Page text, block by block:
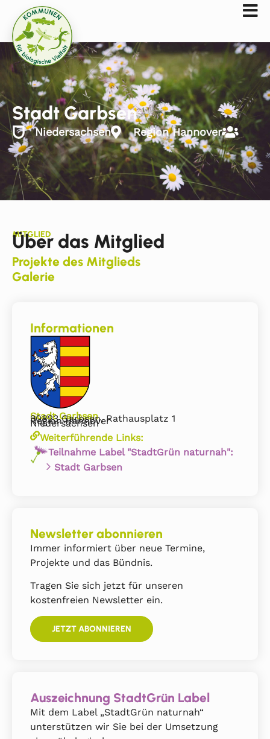
Stadt Garbsen
Niedersachsen Region Hannover
MITGLIED
Über das Mitglied
Projekte des Mitglieds
Galerie
Informationen
Stadt Garbsen
30823 Garbsen, Rathausplatz 1
Region Hannover
Niedersachsen
Weiterführende Links:
Teilnahme Label "StadtGrün naturnah":
Stadt Garbsen
Newsletter abonnieren
Immer informiert über neue Termine,
Projekte und das Bündnis.
Tragen Sie sich jetzt für unseren
kostenfreien Newsletter ein.
JETZT ABONNIEREN
Auszeichnung StadtGrün Label
Mit dem Label „StadtGrün naturnah“
unterstützen wir Sie bei der Umsetzung